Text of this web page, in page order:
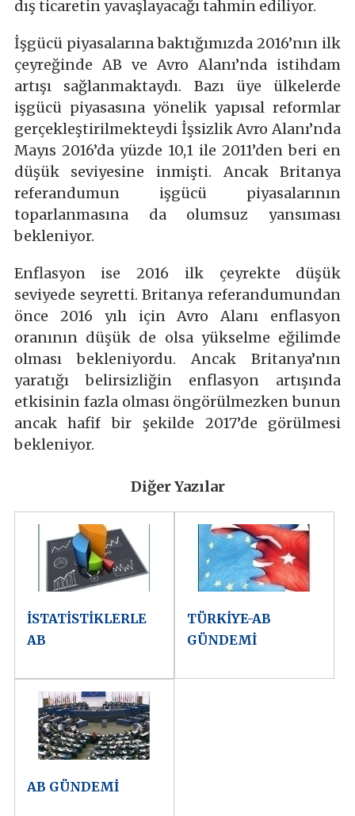
dış ticaretin yavaşlayacağı tahmin ediliyor.
İşgücü piyasalarına baktığımızda 2016’nın ilk
çeyreğinde AB ve Avro Alanı’nda istihdam
artışı sağlanmaktaydı. Bazı üye ülkelerde
işgücü piyasasına yönelik yapısal reformlar
gerçekleştirilmekteydi İşsizlik Avro Alanı’nda
Mayıs 2016’da yüzde 10,1 ile 2011’den beri en
düşük seviyesine inmişti. Ancak Britanya
referandumun işgücü piyasalarının
toparlanmasına da olumsuz yansıması
bekleniyor.
Enflasyon ise 2016 ilk çeyrekte düşük
seviyede seyretti. Britanya referandumundan
önce 2016 yılı için Avro Alanı enflasyon
oranının düşük de olsa yükselme eğilimde
olması bekleniyordu. Ancak Britanya’nın
yaratığı belirsizliğin enflasyon artışında
etkisinin fazla olması öngörülmezken bunun
ancak hafif bir şekilde 2017’de görülmesi
bekleniyor.
Diğer Yazılar
İSTATİSTİKLERLE
AB
TÜRKİYE-AB
GÜNDEMİ
AB GÜNDEMİ